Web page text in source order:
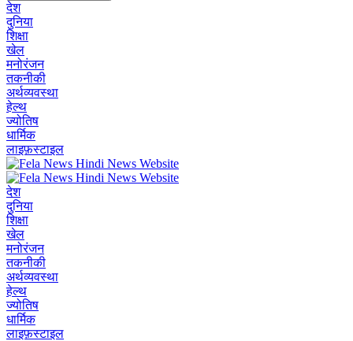
देश
दुनिया
शिक्षा
खेल
मनोरंजन
तकनीकी
अर्थव्यवस्था
हेल्थ
ज्योतिष
धार्मिक
लाइफ़स्टाइल
देश
दुनिया
शिक्षा
खेल
मनोरंजन
तकनीकी
अर्थव्यवस्था
हेल्थ
ज्योतिष
धार्मिक
लाइफ़स्टाइल